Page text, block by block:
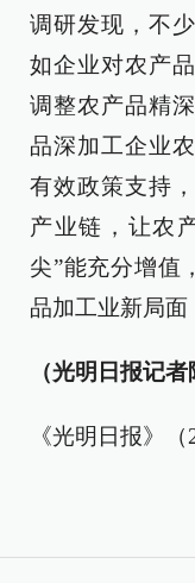
调研发现，不
如企业对农产
调整农产品精
品深加工企业
有效政策支持
产业链，让农
尖”能充分增值
品加工业新局面
（光明日报记
《光明日报》